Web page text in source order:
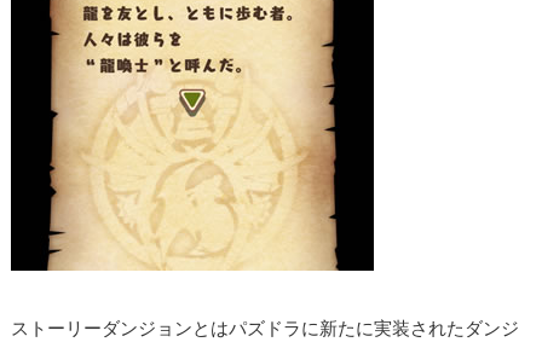
ストーリーダンジョンとはパズドラに新たに実装されたダンジ